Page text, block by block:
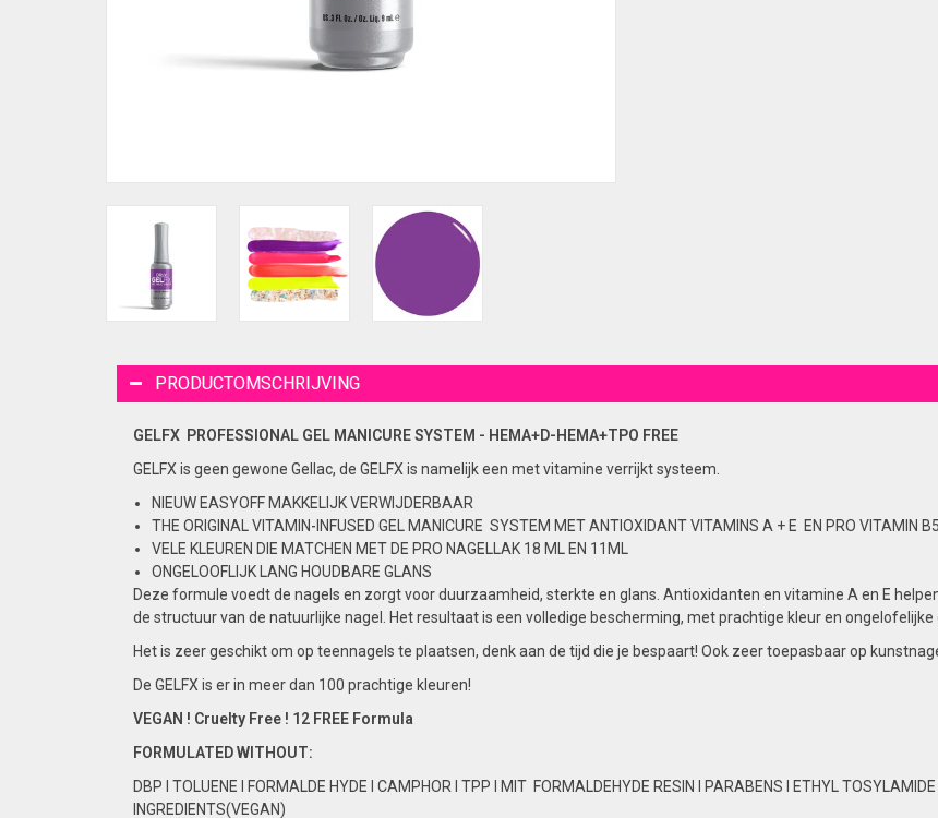
PRODUCTOMSCHRIJVING
GELFX PROFESSIONAL GEL MANICURESYSTEM - HEMA+D-HEMA+TPO FREE
GELFX is geen gewone Gellac, de GELFX is namelijk een met vitamine verrijkt systeem.
NIEUW EASYOFF MAKKELIJK VERWIJDERBAAR
THE ORIGINAL VITAMIN-INFUSED GEL MANICURE SYSTEM MET ANTIOXIDANT VITAMINS A + E EN PRO VITAMIN B5
VELE KLEUREN DIE MATCHEN MET DE PRO NAGELLAK 18 ML EN 11ML
ONGELOOFLIJK LANG HOUDBARE GLANS
Deze formule voedt de nagels en zorgt voor duurzaamheid, sterkte en glans. Antioxidanten en vitamine A en E
de structuur van de natuurlijke nagel. Het resultaat is een volledige bescherming, met prachtige kleur en
Het is zeer geschikt om op teennagels te plaatsen, denk aan de tijd die je bespaart! Ook zeer toepasbaar op
De GELFX is er in meer dan 100 prachtige kleuren!
VEGAN ! Cruelty Free ! 12 FREE Formula
FORMULATEDWITHOUT:
DBP I TOLUENE I FORMALDE HYDE I CAMPHOR I TPP I MIT FORMALDEHYDE RESIN I PARABENS I ETHYL
INGREDIENTS(VEGAN)